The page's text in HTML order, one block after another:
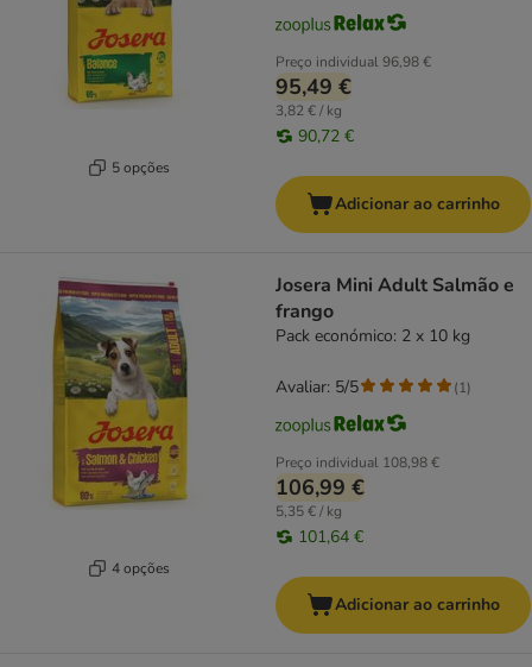
5 opções
Preço individual96,98 €
95,49 €
3,82 € / kg
90,72 €
Adicionar ao carrinho
4 opções
Josera Mini Adult Salmão e
frango
Pack económico: 2 x 10 kg
Preço individual 108,98 €
106,99 €
5,35 € / kg
101,64 €
Avaliar: 5/5 (1)
Adicionar ao carrinho